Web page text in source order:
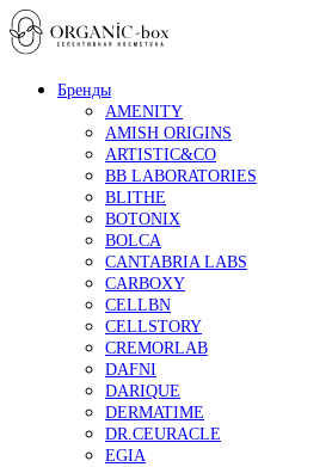
Бренды
AMENITY
AMISH ORIGINS
ARTISTIC&CO
BB LABORATORIES
BLITHE
BOTONIX
BOLCA
CANTABRIA LABS
CARBOXY
CELLBN
CELLSTORY
CREMORLAB
DAFNI
DARIQUE
DERMATIME
DR.CEURACLE
EGIA